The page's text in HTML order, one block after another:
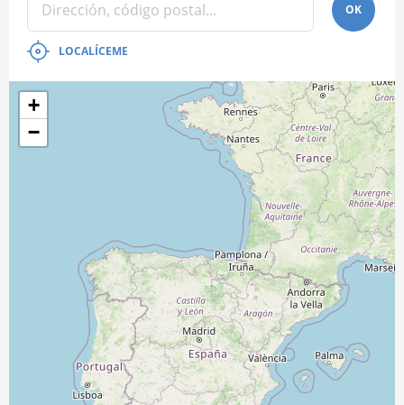
+
−
OK
LOCALÍCEME